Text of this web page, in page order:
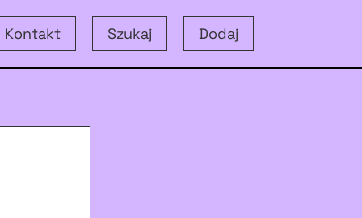
Kontakt Szukaj Dodaj